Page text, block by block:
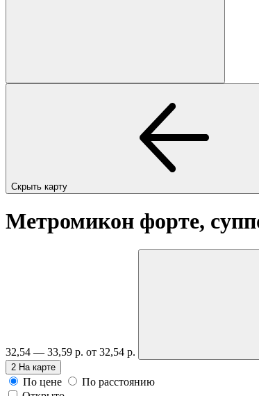
Скрыть карту
Метромикон форте,
32,54 — 33,59 р. от 32,54 р.
2 На карте
По цене
По расстоянию